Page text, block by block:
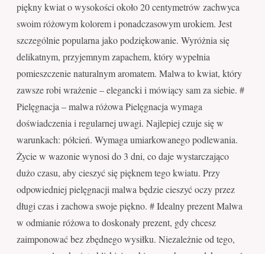
piękny kwiat o wysokości około 20 centymetrów zachwyca
swoim różowym kolorem i ponadczasowym urokiem. Jest
szczególnie popularna jako podziękowanie. Wyróżnia się
delikatnym, przyjemnym zapachem, który wypełnia
pomieszczenie naturalnym aromatem. Malwa to kwiat, który
zawsze robi wrażenie – elegancki i mówiący sam za siebie. #
Pielęgnacja – malwa różowa Pielęgnacja wymaga
doświadczenia i regularnej uwagi. Najlepiej czuje się w
warunkach: półcień. Wymaga umiarkowanego podlewania.
Życie w wazonie wynosi do 3 dni, co daje wystarczająco
dużo czasu, aby cieszyć się pięknem tego kwiatu. Przy
odpowiedniej pielęgnacji malwa będzie cieszyć oczy przez
długi czas i zachowa swoje piękno. # Idealny prezent Malwa
w odmianie różowa to doskonały prezent, gdy chcesz
zaimponować bez zbędnego wysiłku. Niezależnie od tego,